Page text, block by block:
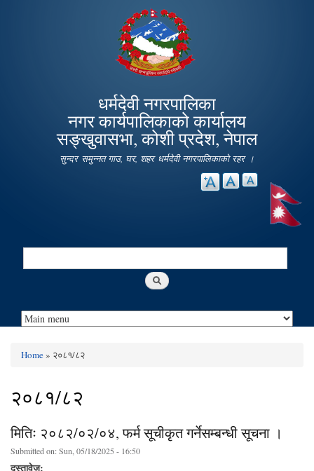
main
content
धर्मदेवी नगरपालिका
नगर कार्यपालिकाको कार्यालय
सङ्खुवासभा, कोशी प्रदेश, नेपाल
सुन्दर समुन्नत गाउ, घर, शहर धर्मदेवी नगरपालिकाको रहर ।
Search
Home» २०८१/८२
२०८१/८२
मितिः २०८२/०२/०४, फर्म सूचीकृत गर्नेसम्बन्धी सूचना ।
Submitted on:Sun, 05/18/2025 - 16:50
दस्तावेज: